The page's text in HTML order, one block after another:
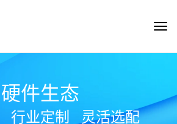
硬件生态
行业定制
灵活选配